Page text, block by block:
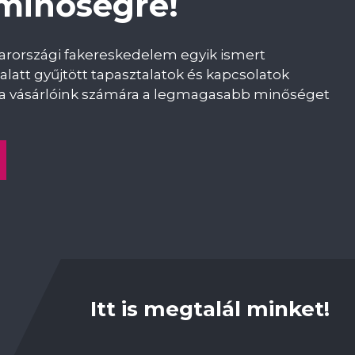
fakereskedelem egyik ismert
gyűjtött tapasztalatok és kapcsolatok
vásárlóink számára a legmagasabb minőséget
Itt is megtalál minket!